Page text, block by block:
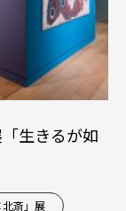
生きるが如
斎」展